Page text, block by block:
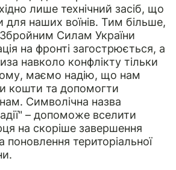
лише технічний засіб, що
для наших воїнів. Тим більше,
Силам України
на фронті загострюється, а
навколо конфлікту тільки
маємо надію, що нам
кошти та допомогти
Символічна назва
– допоможе вселити
на скоріше завершення
поновлення територіальної